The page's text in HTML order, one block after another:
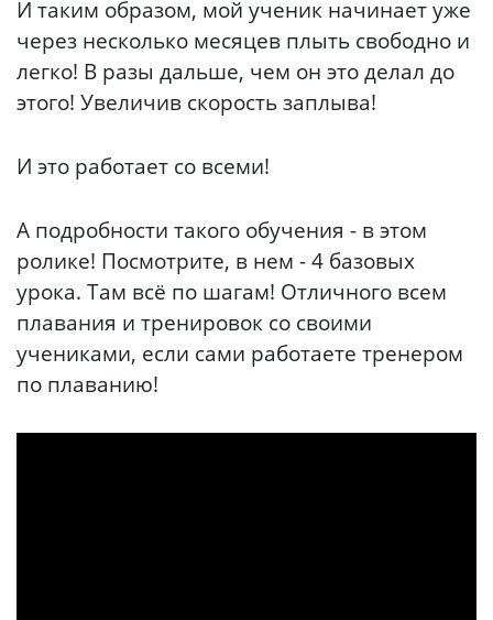
И таким образом, мой ученик начинает уже
через несколько месяцев плыть свободно и
легко! В разы дальше, чем он это делал до
этого! Увеличив скорость заплыва!
И это работает со всеми!
А подробности такого обучения - в этом
ролике! Посмотрите, в нем - 4 базовых
урока. Там всё по шагам! Отличного всем
плавания и тренировок со своими
учениками, если сами работаете тренером
по плаванию!